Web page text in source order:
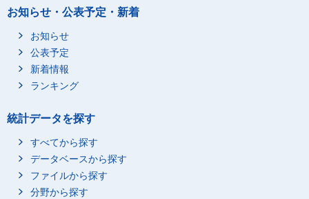
お知らせ・公表予定・新着
お知らせ
公表予定
新着情報
ランキング
統計データを探す
すべてから探す
データベースから探す
ファイルから探す
分野から探す